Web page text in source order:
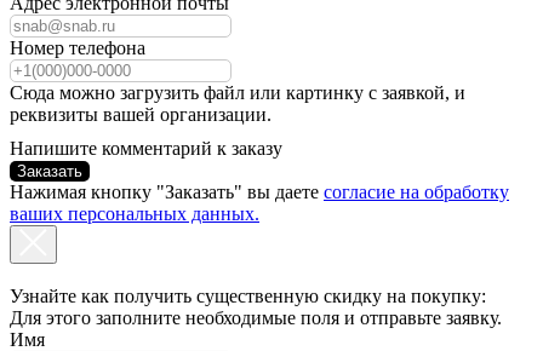
Номер телефона
Сюда можно загрузить файл или картинку с заявкой, и
реквизиты вашей организации.
Напишите комментарий к заказу
Заказать
Нажимая кнопку "Заказать" вы даете согласие на обработку
ваших персональных данных.
Узнайте как получить существенную скидку на покупку:
Для этого заполните необходимые поля и отправьте заявку.
Имя